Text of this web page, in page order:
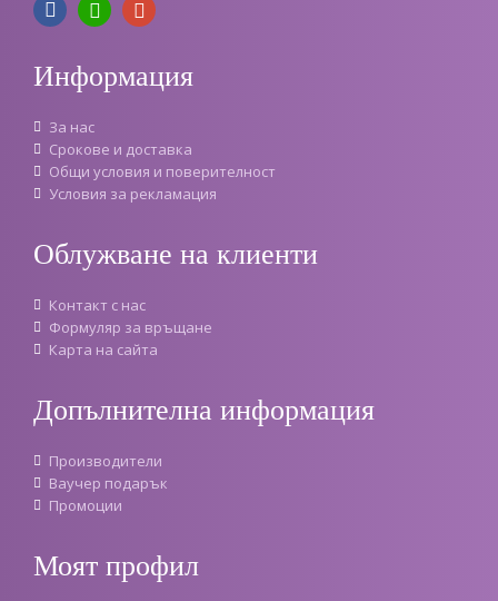
Информация
За нас
Срокове и доставка
Oбщи условия и поверителност
Условия за рекламация
Облужване на клиенти
Контакт с нас
Формуляр за връщане
Карта на сайта
Допълнителна информация
Производители
Ваучер подарък
Промоции
Моят профил